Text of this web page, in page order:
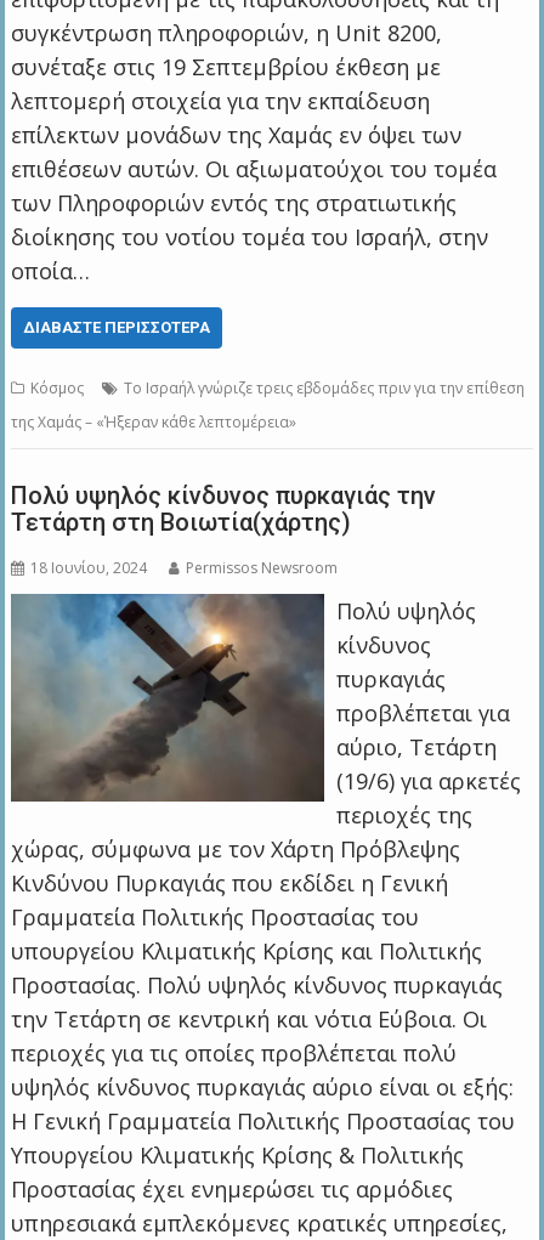
συγκέντρωση πληροφοριών, η Unit 8200,
συνέταξε στις 19 Σεπτεμβρίου έκθεση με
λεπτομερή στοιχεία για την εκπαίδευση
επίλεκτων μονάδων της Χαμάς εν όψει των
επιθέσεων αυτών. Οι αξιωματούχοι του τομέα
των Πληροφοριών εντός της στρατιωτικής
διοίκησης του νοτίου τομέα του Ισραήλ, στην
οποία…
ΔΙΑΒΆΣΤΕ ΠΕΡΙΣΣΌΤΕΡΑ
Κόσμος
Το Ισραήλ γνώριζε τρεις εβδομάδες πριν για την επίθεση
της Χαμάς – «Ήξεραν κάθε λεπτομέρεια»
Πολύ υψηλός κίνδυνος πυρκαγιάς την
Τετάρτη στη Βοιωτία(χάρτης)
18 Ιουνίου, 2024 Permissos Newsroom
Πολύ υψηλός
κίνδυνος
πυρκαγιάς
προβλέπεται για
αύριο, Τετάρτη
(19/6) για αρκετές
περιοχές της
χώρας, σύμφωνα με τον Χάρτη Πρόβλεψης
Κινδύνου Πυρκαγιάς που εκδίδει η Γενική
Γραμματεία Πολιτικής Προστασίας του
υπουργείου Κλιματικής Κρίσης και Πολιτικής
Προστασίας. Πολύ υψηλός κίνδυνος πυρκαγιάς
την Τετάρτη σε κεντρική και νότια Εύβοια. Οι
περιοχές για τις οποίες προβλέπεται πολύ
υψηλός κίνδυνος πυρκαγιάς αύριο είναι οι εξής:
Η Γενική Γραμματεία Πολιτικής Προστασίας του
Υπουργείου Κλιματικής Κρίσης & Πολιτικής
Προστασίας έχει ενημερώσει τις αρμόδιες
υπηρεσιακά εμπλεκόμενες κρατικές υπηρεσίες,